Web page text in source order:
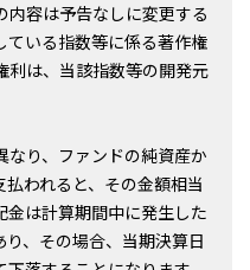
内容は予告なしに変更する
ている指数等に係る著作権
利は、当該指数等の開発元
り、ファンドの純資産か
われると、その金額相当
は計算期間中に発生した
、その場合、当期決算日